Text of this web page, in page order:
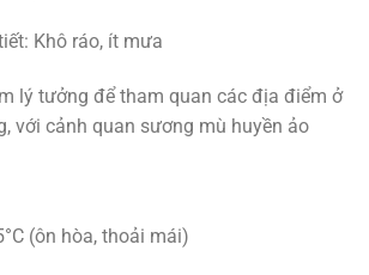
Khô ráo, ít mưa
lý tưởng để tham quan các địa điểm ở
với cảnh quan sương mù huyền ảo
(ôn hòa, thoải mái)